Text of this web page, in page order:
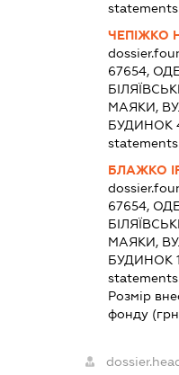
ЧЕПІЖКО
67654,
МАЯКИ,
БУДИНОК
БЛАЖКО
67654,
МАЯКИ,
БУДИНОК
Розмір
фонду